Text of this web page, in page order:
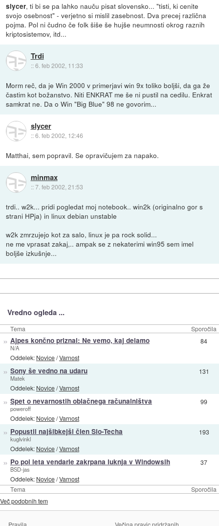
slycer, ti bi se pa lahko nauču pisat slovensko... "tisti, ki cenite
svojo osebnost" - verjetno si mislil zasebnost. Dva precej različna
pojma. Pol ni čudno če folk šiše še hujše neumnosti okrog raznih
kriptosistemov, itd...
Trdi
::6. feb 2002, 11:33
Morm reč, da je Win 2000 v primerjavi win 9x toliko boljši, da ga že
častim kot božanstvo. Niti ENKRAT me še ni pustil na cedilu. Enkrat
samkrat ne. Da o Win "Big Blue" 98 ne govorim...
slycer
::6. feb 2002, 12:46
Matthai, sem popravil. Se opravičujem za napako.
minmax
::7. feb 2002, 21:53
trdi.. w2k... pridi pogledat moj notebook.. win2k (originalno gor s
strani HPja) in linux debian unstable
w2k zmrzujejo kot za salo, linux je pa rock solid...
ne me vprasat zakaj,.. ampak se z nekaterimi win95 sem imel
boljše izkušnje...
Vredno ogleda ...
Tema Sporočila
Tema Sporočila
» Ajpes končno priznal: Ne vemo, kaj delamo
N/A
Oddelek: Novice/Varnost
84
» Sony še vedno na udaru
Matek
Oddelek: Novice/Varnost
131
» Spet o nevarnostih oblačnega računalništva
poweroff
Oddelek: Novice/Varnost
99
» Popustil najšibkejši člen Slo-Techa
kuglvinkl
Oddelek: Novice/Varnost
193
» Po pol leta vendarle zakrpana luknja v Windowsih
BSD-jas
Oddelek: Novice/Varnost
37
Več podobnih tem